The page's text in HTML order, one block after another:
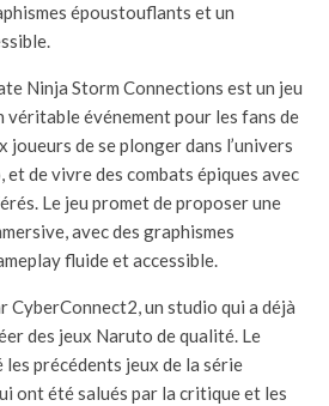
époustouflants et un
Ninja Storm Connections est un jeu
véritable événement pour les fans de
joueurs de se plonger dans l’univers
de vivre des combats épiques avec
Le jeu promet de proposer une
avec des graphismes
fluide et accessible.
CyberConnect2, un studio qui a déjà
des jeux Naruto de qualité. Le
précédents jeux de la série
ont été salués par la critique et les